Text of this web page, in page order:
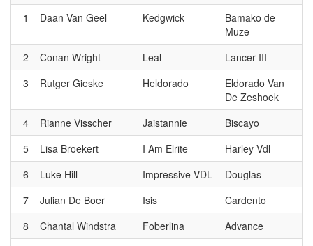
1
Daan Van Geel Kedgwick
Bamako de
Muze
2
Conan Wright Leal
Lancer III
3
Rutger Gieske Heldorado
Eldorado Van
De Zeshoek
4
Rianne Visscher Jaistannie
Biscayo
5
Lisa Broekert I Am Elrite
Harley Vdl
6
Luke Hill Impressive VDL
Douglas
7
Julian De Boer Isis
Cardento
8
Chantal Windstra Foberlina
Advance